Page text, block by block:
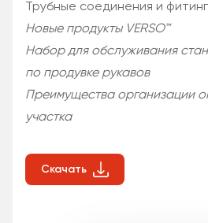
Трубные соединения и
Новые продукты VERSO™
Набор для обслуживания
по продувке рукавов
Преимущества организации
участка
Скачать